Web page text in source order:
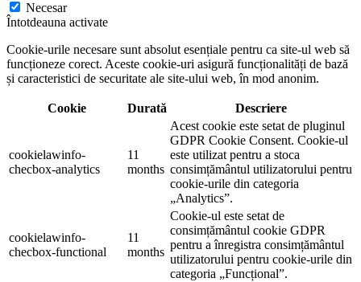
Necesar
Întotdeauna activate
Cookie-urile necesare sunt absolut esențiale pentru ca site-ul web să
funcționeze corect. Aceste cookie-uri asigură funcționalități de bază
și caracteristici de securitate ale site-ului web, în mod anonim.
Cookie Durată Descriere
cookielawinfo-
checbox-analytics
11
months
Acest cookie este setat de pluginul
GDPR Cookie Consent. Cookie-ul
este utilizat pentru a stoca
consimțământul utilizatorului pentru
cookie-urile din categoria
„Analytics”.
cookielawinfo-
checbox-functional
11
months
Cookie-ul este setat de
consimțământul cookie GDPR
pentru a înregistra consimțământul
utilizatorului pentru cookie-urile din
categoria „Funcțional”.